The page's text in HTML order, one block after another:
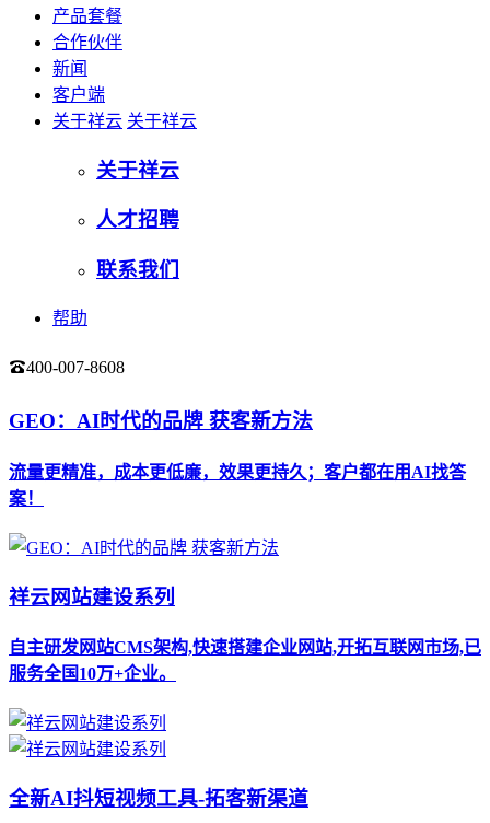
产品套餐
合作伙伴
新闻
客户端
关于祥云 关于祥云
关于祥云
人才招聘
联系我们
帮助
400-007-8608
GEO：AI时代的品牌 获客新方法
流量更精准，成本更低廉，效果更持久；客户都在用AI找答
案！
祥云网站建设系列
自主研发网站CMS架构,快速搭建企业网站,开拓互联网市场,已
服务全国10万+企业。
全新AI抖短视频工具-拓客新渠道